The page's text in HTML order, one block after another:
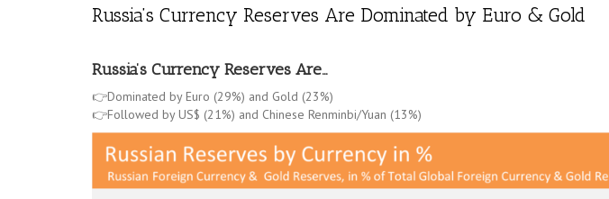
Russia’s Currency Reserves Are Dominated by Euro & Gold
Russia’s Currency Reserves Are…
👉Dominated by Euro (29%) and Gold (23%)
👉Followed by US$ (21%) and Chinese Renminbi/Yuan (13%)